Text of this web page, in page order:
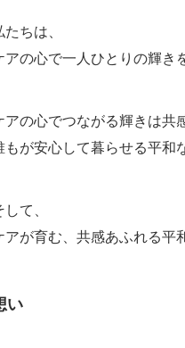
たちは、
アの心で一人ひとりの輝き
アの心でつながる輝きは共
もが安心して暮らせる平和
して、
アが育む、共感あふれる平
い